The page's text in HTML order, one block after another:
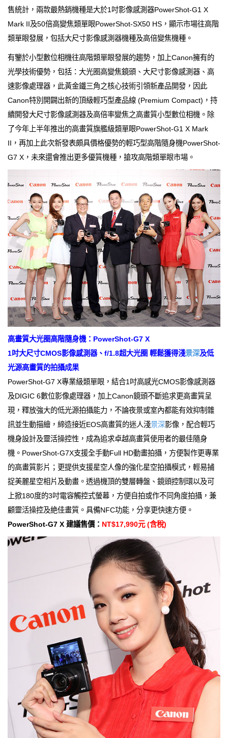
售統計，兩款最熱銷機種是大於1吋影像感測器PowerShot-G1 X
Mark II及50倍高變焦類單眼PowerShot-SX50 HS，顯示市場往高階
類單眼發展，包括大尺寸影像感測器機種及高倍變焦機種。
有鑒於小型數位相機往高階類單眼發展的趨勢，加上Canon擁有的
光學技術優勢，包括：大光圈高變焦鏡頭、大尺寸影像感測器、高
速影像處理器，此黃金鐵三角之核心技術引領新產品開發，因此
Canon特別開闢出新的頂級輕巧型產品線 (Premium Compact)，持
續開發大尺寸影像感測器及高倍率變焦之高畫質小型數位相機。除
了今年上半年推出的高畫質旗艦級類單眼PowerShot-G1 X Mark
II，再加上此次新發表頗具價格優勢的輕巧型高階隨身機PowerShot-
G7 X，未來還會推出更多優質機種，搶攻高階類單眼市場。
高畫質大光圈高階隨身機：PowerShot-G7 X
1吋大尺寸CMOS影像感測器、f/1.8超大光圈 輕鬆獲得淺景深及低
光源高畫質的拍攝成果
PowerShot-G7 X專業級類單眼，結合1吋高感光CMOS影像感測器
及DIGIC 6數位影像處理器，加上Canon鏡頭不斷追求更高畫質呈
現，釋放強大的低光源拍攝能力，不論夜景或室內都能有效抑制雜
訊並生動描繪，締造接近EOS高畫質的迷人淺景深影像，配合輕巧
機身設計及靈活操控性，成為追求卓越高畫質使用者的最佳隨身
機。PowerShot-G7X支援全手動Full HD動畫拍攝，方便製作更專業
的高畫質影片；更提供支援星空人像的強化星空拍攝模式，輕易捕
捉美麗星空相片及動畫。透過機頂的雙層轉盤、鏡頭控制環以及可
上掀180度的3吋電容觸控式螢幕，方便自拍或作不同角度拍攝，兼
顧靈活操控及絶佳畫質。具備NFC功能，分享更快速方便。
PowerShot-G7 X 建議售價： NT$17,990元 (含稅)